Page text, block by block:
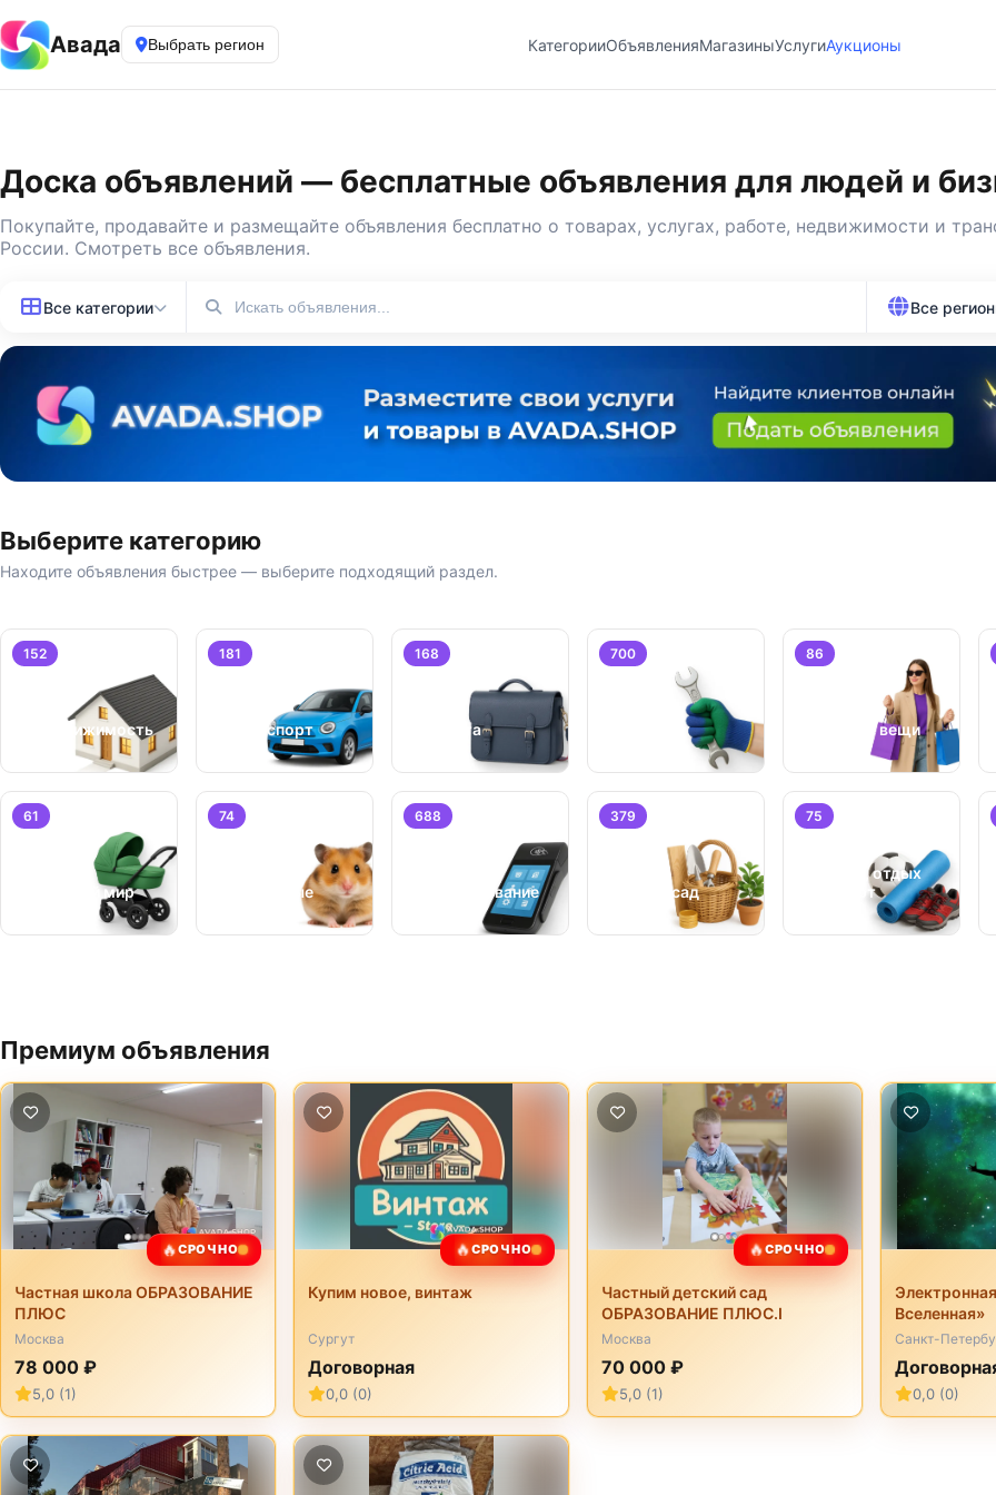
Авада Выбрать регион КатегорииОбъявленияМагазиныУслугиАукционы
Доска объявлений — бесплатные объявления для людей и
Покупайте, продавайте и размещайте объявления бесплатно о товарах, услугах, работе, недвижимости и
России. Смотреть все объявления.
Все категории Все
Выберите категорию
Находите объявления быстрее — выберите подходящий раздел.
152
Недвижимость
181
Транспорт
168
Работа
700 86
Личные вещи
61
Детский мир
74
Животные
688
Оборудование
379
Дом и сад
75
Хобби, отдых
и спорт
Премиум объявления
🔥СРОЧНО
Частная школа ОБРАЗОВАНИЕ
ПЛЮС
Москва
78 000 ₽
5,0 (1)
🔥СРОЧНО
Купим новое, винтаж
Сургут
Договорная
0,0 (0)
🔥СРОЧНО
Частный детский сад
ОБРАЗОВАНИЕ ПЛЮС.I
Москва
70 000 ₽
5,0 (1)
Вселенная»
Санкт-
0,0 (0)